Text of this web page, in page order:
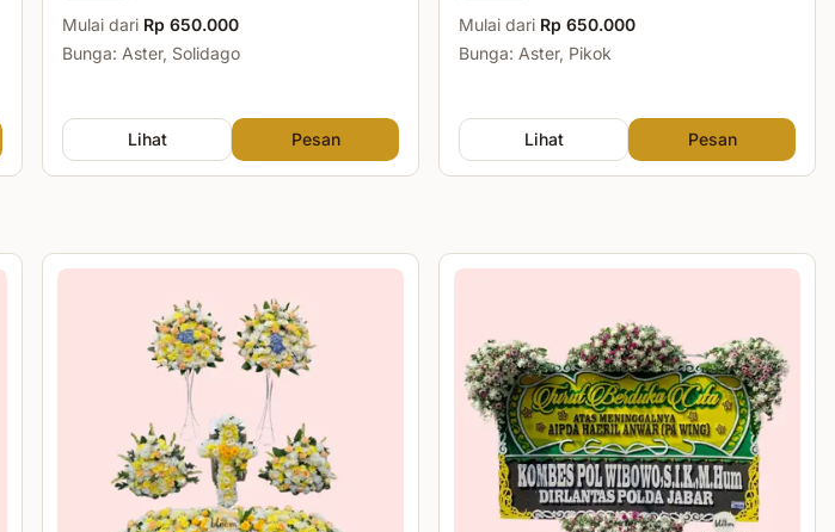
Mulai dari Rp 650.000
Bunga: Aster, Solidago
Lihat Pesan
Mulai dari Rp 650.000
Bunga: Aster, Pikok
Lihat Pesan